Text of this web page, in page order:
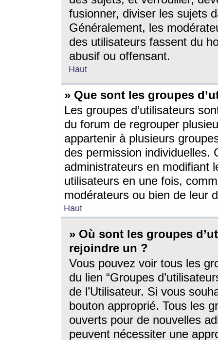
fusionner, diviser les sujets
Généralement, les
des utilisateurs fassent du
abusif ou offensant.
Haut
» Que sont les groupes
Les groupes d’utilisateurs
du forum de regrouper
appartenir à plusieurs
des permission individuelles.
administrateurs en modifiant
utilisateurs en une fois,
modérateurs ou bien de leur
Haut
» Où sont les groupes
rejoindre un ?
Vous pouvez voir tous les
du lien “Groupes
de l’Utilisateur. Si vous
bouton approprié. Tous les
ouverts pour de nouvelles
peuvent nécessiter une